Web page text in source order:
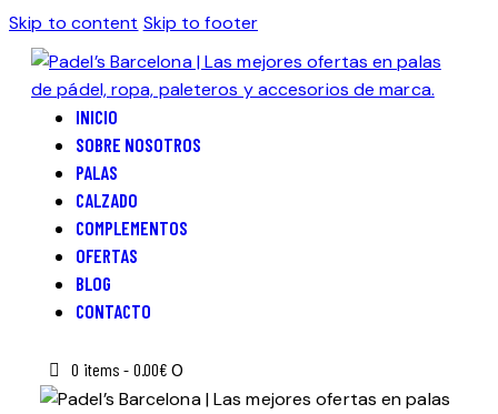
Skip to content Skip to footer
INICIO
SOBRE NOSOTROS
PALAS
CALZADO
COMPLEMENTOS
OFERTAS
BLOG
CONTACTO
0 items - 0.00€ 0